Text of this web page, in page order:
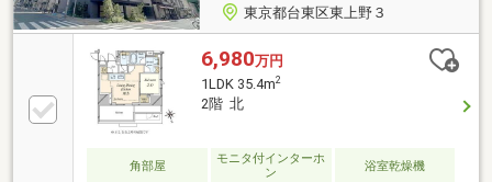
東京都台東区東上野３
6,980万円
1LDK 35.4m2
2階 北
角部屋
モニタ付インターホ
ン
浴室乾燥機